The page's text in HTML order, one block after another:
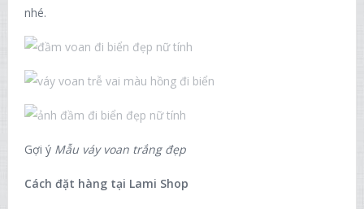
nhé.
Gợi ý Mẫu váy voan trắng đẹp
Cách đặt hàng tại Lami Shop